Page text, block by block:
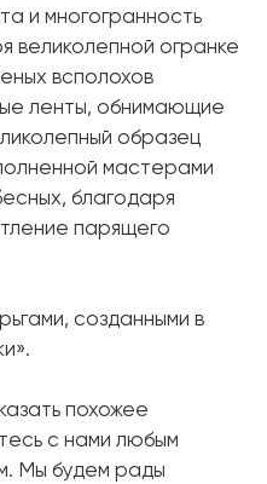
42 шт. 1.05 карат.
Круг
Белое золото, 750 проба
и многогранность
великолепной огранке
всполохов
ленты, обнимающие
образец
мастерами
благодаря
парящего
созданными в
похожее
с нами любым
Мы будем рады